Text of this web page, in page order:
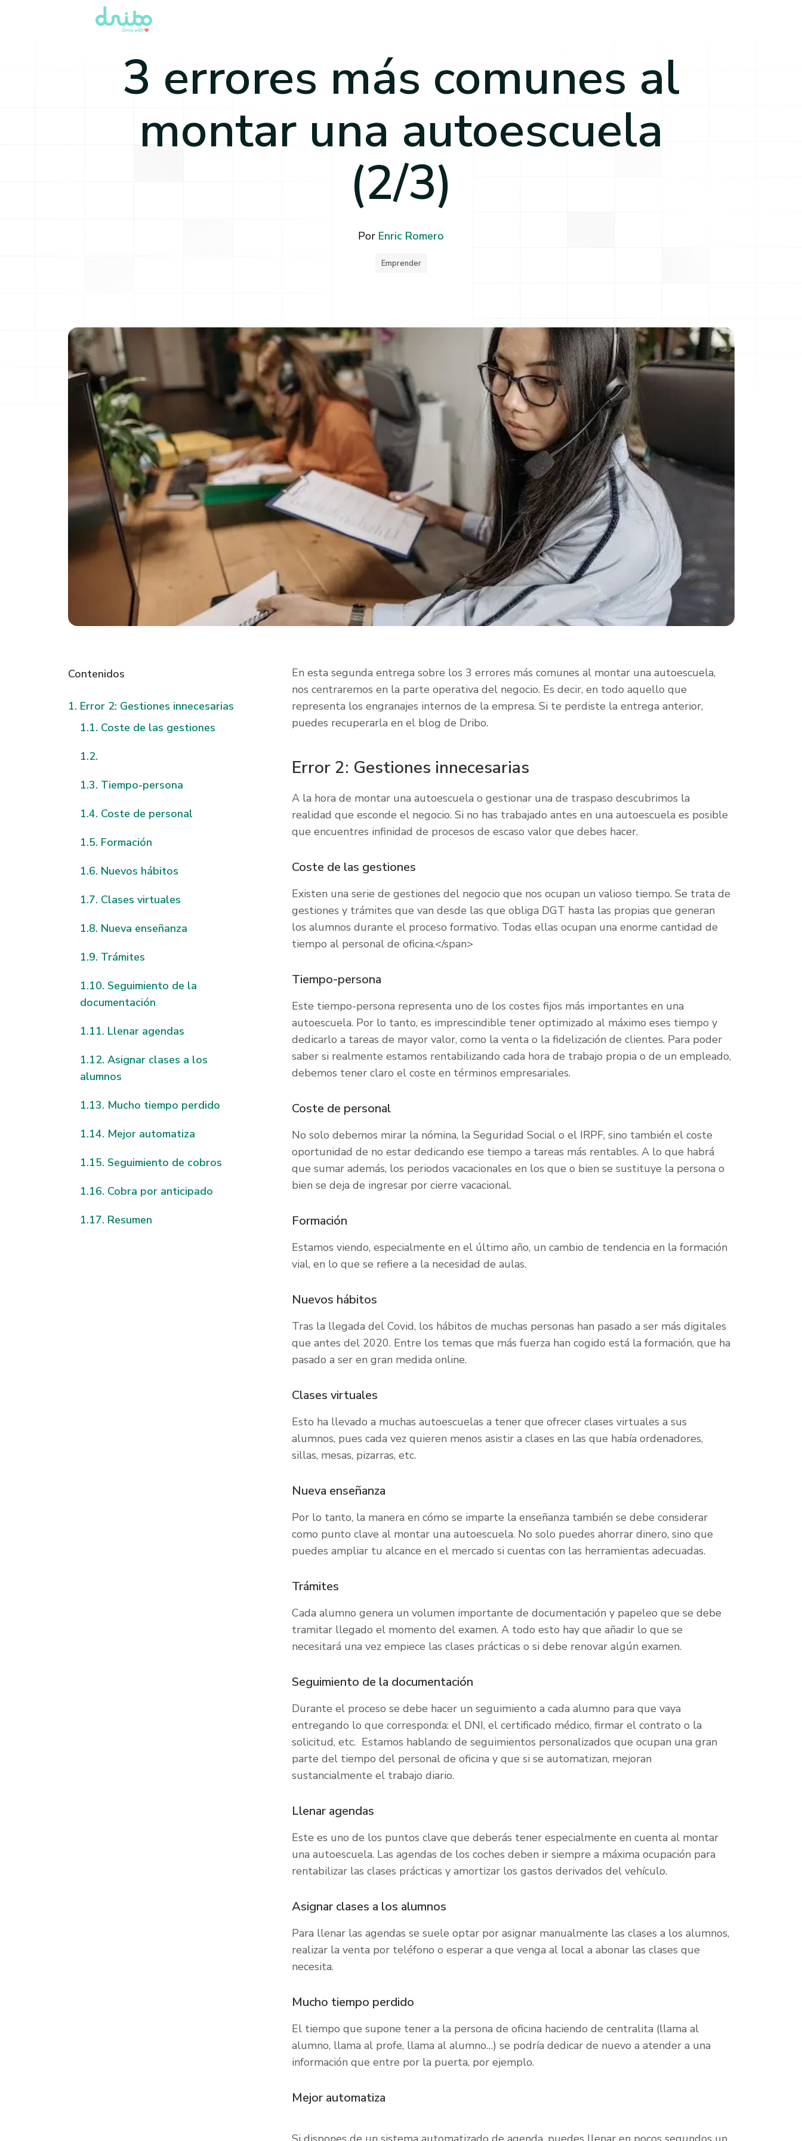
3 errores más comunes al
montar una autoescuela
(2/3)
Por Enric Romero
Emprender
Contenidos
Error 2: Gestiones innecesarias
Coste de las gestiones
Tiempo-persona
Coste de personal
Formación
Nuevos hábitos
Clases virtuales
Nueva enseñanza
Trámites
Seguimiento de la
documentación
Llenar agendas
Asignar clases a los
alumnos
Mucho tiempo perdido
Mejor automatiza
Seguimiento de cobros
Cobra por anticipado
Resumen
En esta segunda entrega sobre los 3 errores más comunes al montar una autoescuela,
nos centraremos en la parte operativa del negocio. Es decir, en todo aquello que
representa los engranajes internos de la empresa. Si te perdiste la entrega anterior,
puedes recuperarla en el blog de Dribo.
Error 2: Gestiones innecesarias
A la hora de montar una autoescuela o gestionar una de traspaso descubrimos la
realidad que esconde el negocio. Si no has trabajado antes en una autoescuela es posible
que encuentres infinidad de procesos de escaso valor que debes hacer.
Coste de las gestiones
Existen una serie de gestiones del negocio que nos ocupan un valioso tiempo. Se trata de
gestiones y trámites que van desde las que obliga DGT hasta las propias que generan
los alumnos durante el proceso formativo. Todas ellas ocupan una enorme cantidad de
tiempo al personal de oficina.</span>
Tiempo-persona
Este tiempo-persona representa uno de los costes fijos más importantes en una
autoescuela. Por lo tanto, es imprescindible tener optimizado al máximo eses tiempo y
dedicarlo a tareas de mayor valor, como la venta o la fidelización de clientes. Para poder
saber si realmente estamos rentabilizando cada hora de trabajo propia o de un empleado,
debemos tener claro el coste en términos empresariales.
Coste de personal
No solo debemos mirar la nómina, la Seguridad Social o el IRPF, sino también el coste
oportunidad de no estar dedicando ese tiempo a tareas más rentables. A lo que habrá
que sumar además, los periodos vacacionales en los que o bien se sustituye la persona o
bien se deja de ingresar por cierre vacacional.
Formación
Estamos viendo, especialmente en el último año, un cambio de tendencia en la formación
vial, en lo que se refiere a la necesidad de aulas.
Nuevos hábitos
Tras la llegada del Covid, los hábitos de muchas personas han pasado a ser más digitales
que antes del 2020. Entre los temas que más fuerza han cogido está la formación, que ha
pasado a ser en gran medida online.
Clases virtuales
Esto ha llevado a muchas autoescuelas a tener que ofrecer clases virtuales a sus
alumnos, pues cada vez quieren menos asistir a clases en las que había ordenadores,
sillas, mesas, pizarras, etc.
Nueva enseñanza
Por lo tanto, la manera en cómo se imparte la enseñanza también se debe considerar
como punto clave al montar una autoescuela. No solo puedes ahorrar dinero, sino que
puedes ampliar tu alcance en el mercado si cuentas con las herramientas adecuadas.
Trámites
Cada alumno genera un volumen importante de documentación y papeleo que se debe
tramitar llegado el momento del examen. A todo esto hay que añadir lo que se
necesitará una vez empiece las clases prácticas o si debe renovar algún examen.
Seguimiento de la documentación
Durante el proceso se debe hacer un seguimiento a cada alumno para que vaya
entregando lo que corresponda: el DNI, el certificado médico, firmar el contrato o la
solicitud, etc. Estamos hablando de seguimientos personalizados que ocupan una gran
parte del tiempo del personal de oficina y que si se automatizan, mejoran
sustancialmente el trabajo diario.
Llenar agendas
Este es uno de los puntos clave que deberás tener especialmente en cuenta al montar
una autoescuela. Las agendas de los coches deben ir siempre a máxima ocupación para
rentabilizar las clases prácticas y amortizar los gastos derivados del vehículo.
Asignar clases a los alumnos
Para llenar las agendas se suele optar por asignar manualmente las clases a los alumnos,
realizar la venta por teléfono o esperar a que venga al local a abonar las clases que
necesita.
Mucho tiempo perdido
El tiempo que supone tener a la persona de oficina haciendo de centralita (llama al
alumno, llama al profe, llama al alumno…) se podría dedicar de nuevo a atender a una
información que entre por la puerta, por ejemplo.
Mejor automatiza